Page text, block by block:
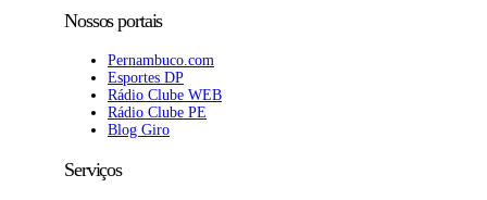
Nossos portais
Pernambuco.com
Esportes DP
Rádio Clube WEB
Rádio Clube PE
Blog Giro
Serviços